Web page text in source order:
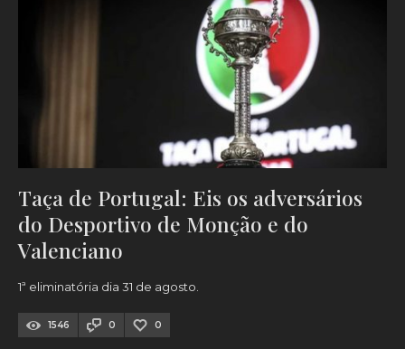
Taça de Portugal: Eis os adversários
do Desportivo de Monção e do
Valenciano
1ª eliminatória dia 31 de agosto.
1546 0 0